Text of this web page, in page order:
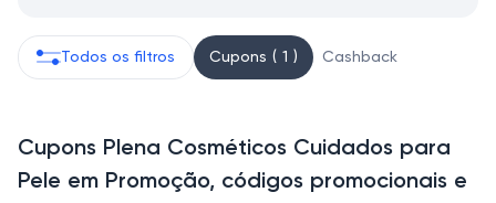
Todos os filtros Cupons ( 1 ) Cashback
Cupons Plena Cosméticos Cuidados para
Pele em Promoção, códigos promocionais e